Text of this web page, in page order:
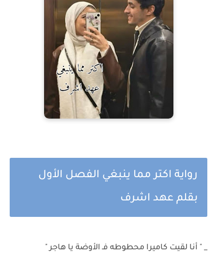
رواية اكتر مما ينبغي الفصل الأول
بقلم عهد اشرف
_ " أنا لقيت كاميرا محطوطه فـ الأوضة يا هاجر "